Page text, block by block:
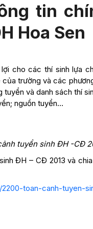
tin
Hoa Sen
cho các thí sinh lựa
trường và các
và danh sách thí
nguồn tuyển…
tuyển sinh ĐH -CĐ
ĐH – CĐ 2013 và
toan-canh-tuyen-